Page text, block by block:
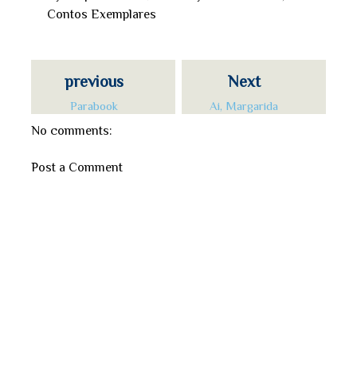
Contos Exemplares
Next
Ai, Margarida
previous
Parabook
No comments:
Post a Comment